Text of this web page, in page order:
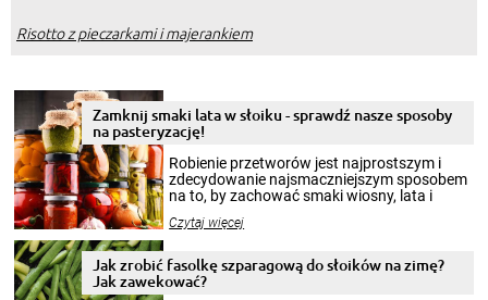
Risotto z pieczarkami i majerankiem
Zamknij smaki lata w słoiku - sprawdź nasze sposoby
na pasteryzację!
Robienie przetworów jest najprostszym i
zdecydowanie najsmaczniejszym sposobem
na to, by zachować smaki wiosny, lata i
krajobrazów, by cieszyć nimi oko w sezonie
pełni poczuć atmosferę cieplejszych
miesięcy. Przygotowanie słoików ze
Czytaj więcej
Jak zrobić fasolkę szparagową do słoików na zimę?
Jak zawekować?